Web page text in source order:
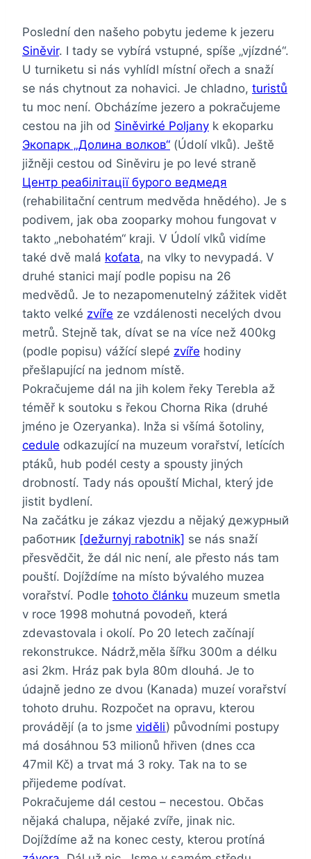
Poslední den našeho pobytu jedeme k jezeru
Siněvir. I tady se vybírá vstupné, spíše „vjízdné“.
U turniketu si nás vyhlídl místní ořech a snaží
se nás chytnout za nohavici. Je chladno, turistů
tu moc není. Obcházíme jezero a pokračujeme
cestou na jih od Siněvirké Poljany k ekoparku
Экопарк „Долина волков“ (Údolí vlků). Ještě
jižněji cestou od Siněviru je po levé straně
Центр реабілітації бурого ведмедя
(rehabilitační centrum medvěda hnědého). Je s
podivem, jak oba zooparky mohou fungovat v
takto „nebohatém“ kraji. V Údolí vlků vidíme
také dvě malá koťata, na vlky to nevypadá. V
druhé stanici mají podle popisu na 26
medvědů. Je to nezapomenutelný zážitek vidět
takto velké zvíře ze vzdálenosti necelých dvou
metrů. Stejně tak, dívat se na více než 400kg
(podle popisu) vážící slepé zvíře hodiny
přešlapující na jednom místě.
Pokračujeme dál na jih kolem řeky Terebla až
téměř k soutoku s řekou Chorna Rika (druhé
jméno je Ozeryanka). Inža si všímá šotoliny,
cedule odkazující na muzeum vorařství, letících
ptáků, hub podél cesty a spousty jiných
drobností. Tady nás opouští Michal, který jde
jistit bydlení.
Na začátku je zákaz vjezdu a nějaký дежурный
работник [dežurnyj rаbotnik] se nás snaží
přesvědčit, že dál nic není, ale přesto nás tam
pouští. Dojíždíme na místo bývalého muzea
vorařství. Podle tohoto článku muzeum smetla
v roce 1998 mohutná povodeň, která
zdevastovala i okolí. Po 20 letech začínají
rekonstrukce. Nádrž,měla šířku 300m a délku
asi 2km. Hráz pak byla 80m dlouhá. Je to
údajně jedno ze dvou (Kanada) muzeí vorařství
tohoto druhu. Rozpočet na opravu, kterou
provádějí (a to jsme viděli) původními postupy
má dosáhnou 53 milionů hřiven (dnes cca
47mil Kč) a trvat má 3 roky. Tak na to se
přijedeme podívat.
Pokračujeme dál cestou – necestou. Občas
nějaká chalupa, nějaké zvíře, jinak nic.
Dojíždíme až na konec cesty, kterou protíná